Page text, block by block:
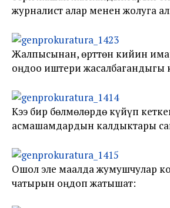
журналист алар менен жолуга
Жалпысынан, өрттөн кийин
оңдоо иштери жасалбагандыгы
Кээ бир бөлмөлөрдө күйүп
асмашамдардын калдыктары
Ошол эле маалда жумушчулар
чатырын оңдоп жатышат: